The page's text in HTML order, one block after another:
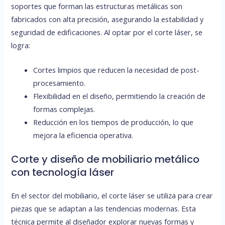
soportes que forman las estructuras metálicas son
fabricados con alta precisión, asegurando la estabilidad y
seguridad de edificaciones. Al optar por el corte láser, se
logra:
Cortes limpios que reducen la necesidad de post-
procesamiento.
Flexibilidad en el diseño, permitiendo la creación de
formas complejas.
Reducción en los tiempos de producción, lo que
mejora la eficiencia operativa.
Corte y diseño de mobiliario metálico
con tecnología láser
En el sector del mobiliario, el corte láser se utiliza para crear
piezas que se adaptan a las tendencias modernas. Esta
técnica permite al diseñador explorar nuevas formas y